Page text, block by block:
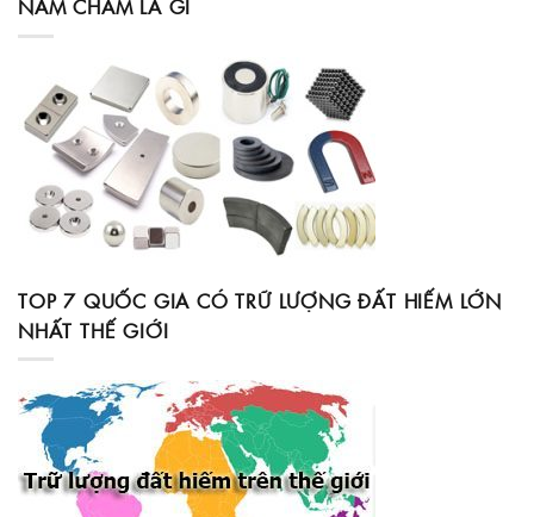
NAM CHÂM LÀ GÌ
TOP 7 QUỐC GIA CÓ TRỮ LƯỢNG ĐẤT HIẾM LỚN
NHẤT THẾ GIỚI